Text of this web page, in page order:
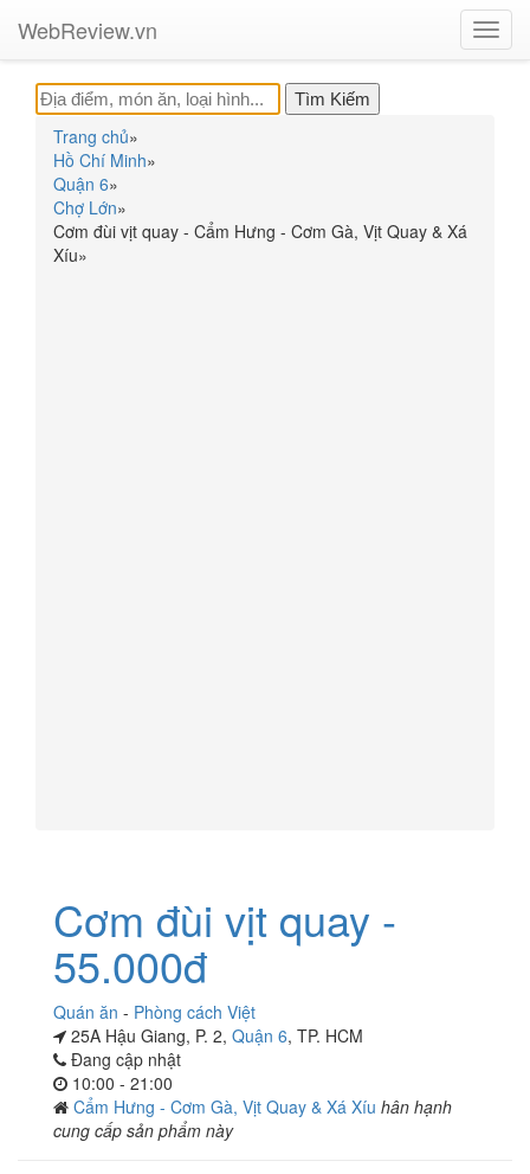
WebReview.vn
Trang chủ»
Hồ Chí Minh»
Quận 6»
Chợ Lớn»
Cơm đùi vịt quay - Cẩm Hưng - Cơm Gà, Vịt Quay & Xá
Xíu»
Cơm đùi vịt quay -
55.000đ
Quán ăn - Phòng cách Việt
25A Hậu Giang, P. 2, Quận 6, TP. HCM
Đang cập nhật
10:00 - 21:00
Cẩm Hưng - Cơm Gà, Vịt Quay & Xá Xíu hân hạnh
cung cấp sản phẩm này